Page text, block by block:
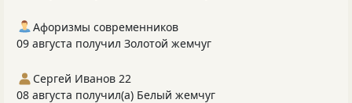
Афоризмы современников
09 августа получил Золотой жемчуг
Сергей Иванов 22
08 августа получил(а) Белый жемчуг